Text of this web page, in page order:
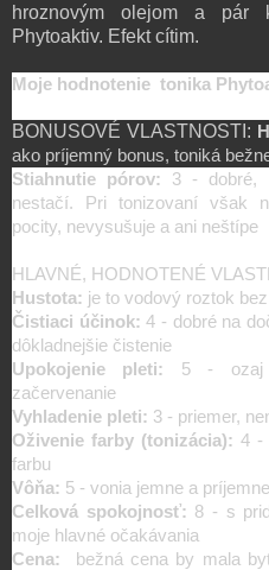
hroznovým ol ejom a pár
Phytoaktiv. Efekt cítim.
Moje hodnotenie tonika
BONUSOVÉ VLASTNOSTI:
ako príjemný bonus, toniká
Stiahnutie pórov: 3 - dobré,
nestačí. Pri tonizovaní však
pocity, nevysušuje a ani neštípe
HLAVNÉ, HODNOTENÉ
Hustota: je to vodový roztok
Čistiaci účinok: 4 - dobré na
dôkladnejšie čistenie
Upokojenie pleti: 5 - ozaj
začervenanie
Vyhladenie pleti: 3 - priemer,
Oživenie farby (tonizácia): 4 -
farbu
Vôňa: 5 - vonia jemne a
Celková spokojnosť: 8 - s
moje hlavné očakávania
Cena: bežná cena by mala